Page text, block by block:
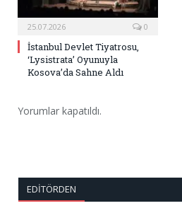
25.07.2026 0
İstanbul Devlet Tiyatrosu,
‘Lysistrata’ Oyunuyla
Kosova’da Sahne Aldı
Yorumlar kapatıldı.
EDITÖRDEN